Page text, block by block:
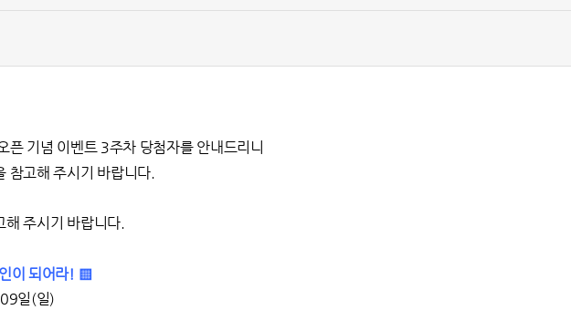
픈 기념 이벤트 3주차 당첨자를 안내드리니
참고해 주시기 바랍니다.
해 주시기 바랍니다.
이 되어라! ▒
일(일)